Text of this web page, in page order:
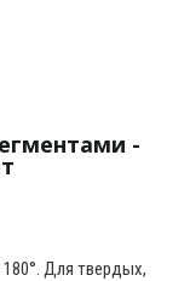
-
Для твердых,